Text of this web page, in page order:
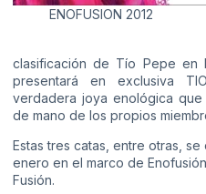
ENOFUSION 2012
clasificación de Tío Pepe en
presentará en exclusiva
verdadera joya enológica
de mano de los propios
Estas tres catas, entre otras,
enero en el marco de
Fusión.